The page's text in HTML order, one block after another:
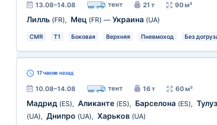
13.08–14.08 тент 21 т 90 м³
Лилль (FR), Мец (FR) — Украина (UA)
CMR T1 Боковая Верхняя Пневмоход Без
17 часов назад
10.08–14.08 тент 16 т 60 м³
Мадрид (ES), Аликанте (ES), Барселона (ES),
(UA), Днипро (UA), Харьков (UA)